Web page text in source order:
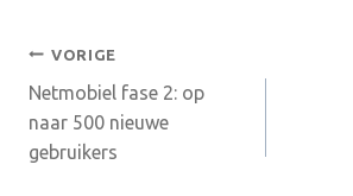
Bericht
navigatie
VORIGE
Netmobiel fase 2: op
naar 500 nieuwe
gebruikers